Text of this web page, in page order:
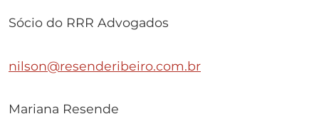
Sócio do RRR Advogados
nilson@resenderibeiro.com.br
Mariana Resende